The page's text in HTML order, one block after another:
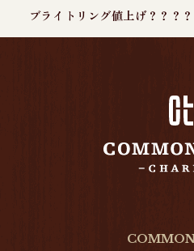
ブライトリング値上げ？？？？